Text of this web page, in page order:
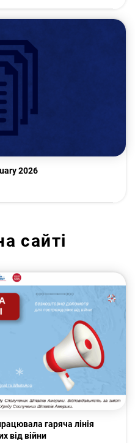
2026
сайті
гаряча лінія
від війни